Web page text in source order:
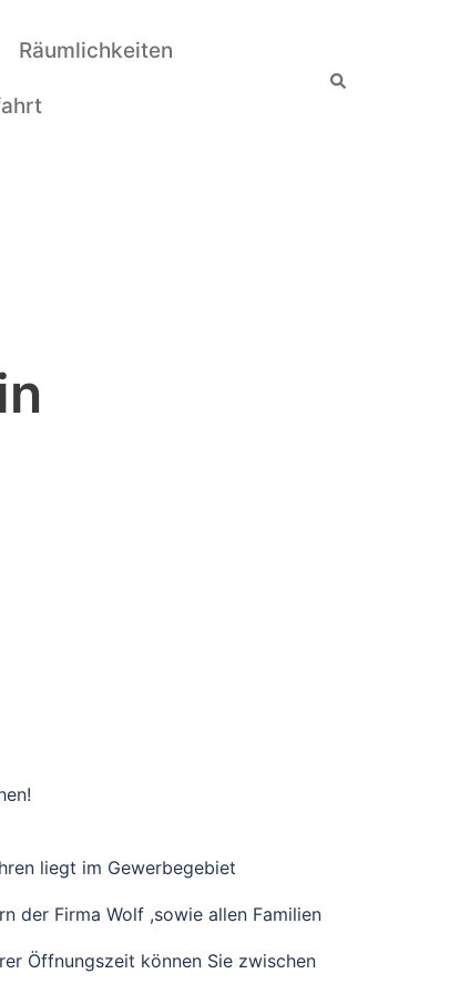
Räumlichkeiten
Suche
liegt im Gewerbegebiet
der Firma Wolf ,sowie allen Familien
Öffnungszeit können Sie zwischen